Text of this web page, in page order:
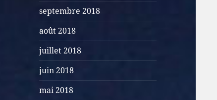
septembre 2018
août 2018
juillet 2018
juin 2018
mai 2018